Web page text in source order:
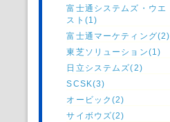
富士通システムズ・ウエ
スト(1)
富士通マーケティング(2)
東芝ソリューション(1)
日立システムズ(2)
SCSK(3)
オービック(2)
サイボウズ(2)